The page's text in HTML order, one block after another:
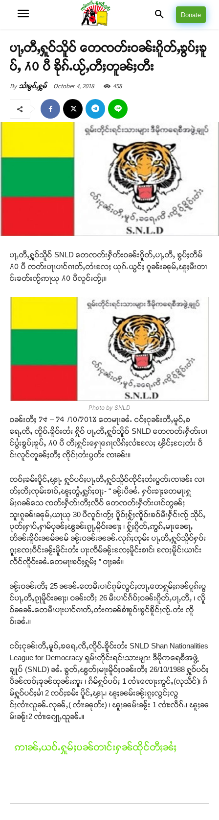
Donate
ပႃႇတီႇႁူဝ်သိူဝ် တေၸတ်းဝၼ်းၵိူတ်ႇၶွပ်ႈၶူ
ပ်ႇ ႓႐ ပီ ၶိုၵ်ႉယႂ်ႇတီႈတူၼ်ႈတီး
By သၢႆမွၵ်ႇႁွမ် October 4, 2018 458
ပႃႇတီႇႁူဝ်သိူဝ် SNLD တေၸတ်းႁဵတ်းဝၼ်းၵိူတ်ႇပႃႇတီႇ ၶွပ်ႈတဵမ်
႓႐ ပီ ၸတ်းပႃးပၢင်ၵၢတ်ႇတႆးလႄႈ ယုၵ်ႉယွင်ႈ ၵူၼ်းၼုမ်ႇၽူႈမီးတၢ
င်းၶတ်းၸႂ်ဢႃယု ႓႐ ပီလူင်းတႂ်ႈ။
Photo by SNLD
ဝၼ်းတီႈ ႒႕ – ႒႖ /႑႐/႒႐႑႘ တေမႃးၼႆႉ ငဝ်ႈငုၼ်းတီႇမူဝ်ႇၶ
ရေႇၸီႇ ၸိူဝ်ႉၶိူဝ်းတႆး ႁိုဝ် ပႃႇတီႇႁူဝ်သိူဝ် SNLD တေၸတ်းႁဵတ်းပၢ
င်ပွႆးၶွပ်ႈၶူပ်ႇ ႓႐ ပီ တီႈႁူင်းႁေႃၵေႃလိၵ်ႈလၢႆးလႄႈ ၾိင်ႈငႄႈတႆး ဝဵ
င်းလူင်တူၼ်ႈတီႈ ၸိုင်ႈတႆးပွတ်း ၸၢၼ်း။
ၸဝ်ႈၶမ်းပိူင်ႇၾႃႉ ႁူဝ်ပဝ်ႈပႃႇတီႇႁူဝ်သိူဝ်ၸိုင်ႈတႆးပွတ်းၸၢၼ်း လၢ
တ်ႈတီႈၸုမ်းၶၢဝ်ႇၽူႈတွႆႇႁွၵ်ႈဝႃႈ- “ ၼႂ်းပီၼႆႉ ႁဝ်းၶႃႈတေမႃးႁူ
မ်ႈၵၼ်သေ ၸတ်းႁဵတ်းတီႈလဵဝ် တေၸတ်းႁဵတ်းပၢင်တွၼ်ႈ
သူးၵူၼ်းၼုမ်ႇယႃယု 30 ပီလူင်းတႂ်ႈ ပိူဝ်ႈႁႂ်ႈၸိူဝ်းၶဝ်မီးႁႅင်းၸႂ် သိုပ်ႇ
ပုတ်ႈႁၢပ်ႇႁၢမ်ပုၼ်ႈၽွၼ်းၵႂႃႇမိူဝ်းၼႃႈ ၊ ႁႂ်ႈၵိူတ်ႇဢွၵ်ႇမႃးၼေႃႇ
တႅၼ်းၶိူဝ်းၼမ်ၼမ် ၼႂ်းဝၼ်းၼၼ်ႉလုၵ်ႈၸုမ်း ပႃႇတီႇႁူဝ်သိူဝ်ႁဝ်း
ၵူႈၸႄႈဝဵင်းၼႂ်းမိူင်းတႆး ပႃးၸဵမ်ၼႂ်းၸႄႈမိူင်းၶၢင်၊ ၸႄႈမိူင်းယၢင်း
လႅင်ၸိူဝ်းၼႆႉတေမႃးၶဝ်ႈႁူမ်ႈ ” ဝႃႈၼႆ။
ၼႂ်းဝၼ်းတီႈ 25 ၼၼ်ႉတေမီးပၢင်ၵုမ်လွင်ႈတႃႇတေႁူမ်ႈၵၼ်ပူၵ်းပွ
င်ပႃႇတီႇၵႂႃမိူဝ်းၼႃႈ၊ ဝၼ်းတီႈ 26 မီးပၢင်ၵႅဝ်ႈဝၼ်းၵိူတ်ႇပႃႇတီႇ ၊ လိူ
ဝ်ၼၼ်ႉတေမီးပႃးပၢင်ၵၢတ်ႇတႆးဢၼ်ၶၢႆၶူဝ်းၶွင်ၶိူင်ႈၸႂ်ႉတႆး ၸိူ
ဝ်းၼႆႉ။
ငဝ်ႈငုၼ်းတီႇမူဝ်ႇၶရေႇၸီႇၸိူဝ်ႉၶိူဝ်းတႆး SNLD Shan Nationalities
League for Democracy ရှမ်းတိုင်းရင်းသားများ ဒီမိုကရေစီအဖွဲ့
ချုပ် (SNLD) ၼႆႉ ၶွတ်ႇၽွတ်ႈမႃးမိူဝ်ႈဝၼ်းတီႈ 26/10/1988 ႁူဝ်ပဝ်ႈ
ပဵၼ်ၸဝ်ႈၶုၼ်ထုၼ်းဢူး ၊ ၵႅမ်ႁူဝ်ပဝ်ႈ 1 ၸၢႆးၸေႃးဢွင်ႇ(လုသဵင်)၊ ၵႅ
မ်ႁူဝ်ပဝ်ႈမၢႆ 2 ၸဝ်ႈၶမ်း ပိူင်ႇၾႃႉ၊ ၽူႈၼမ်းၼႂ်းၵူႈလွင်ႈလွ
င်ႈၸၢႆးၺုၼ်ႉလုၼ်ႇ( ၸၢႆးၼုတ်း) ၊ ၽူႈၼမ်းၼႂ်း 1 ၸၢႆးလဵၵ်ႉ၊ ၽူႈၼ
မ်းၼႂ်း2 ၸၢႆးၵျေႃႇၺုၼ်ႉ။
ဢၢၼ်ႇယဝ်ႉႁူမ်ႈပၼ်တၢင်းႁၼ်ထိုင်တီႈၼႆႈ